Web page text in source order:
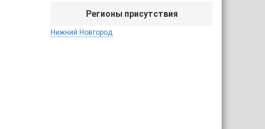
Регионы присутствия
Нижний Новгород